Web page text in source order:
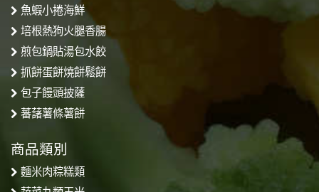
魚蝦小捲海鮮
培根熱狗火腿香腸
煎包鍋貼湯包水餃
抓餅蛋餅燒餅鬆餅
包子饅頭披薩
蕃藷薯條薯餅
商品類別
麵米肉粽糕類